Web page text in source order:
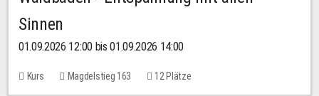
Sinnen
01.09.2026 12:00 bis 01.09.2026 14:00
Kurs Magdelstieg 163 12 Plätze